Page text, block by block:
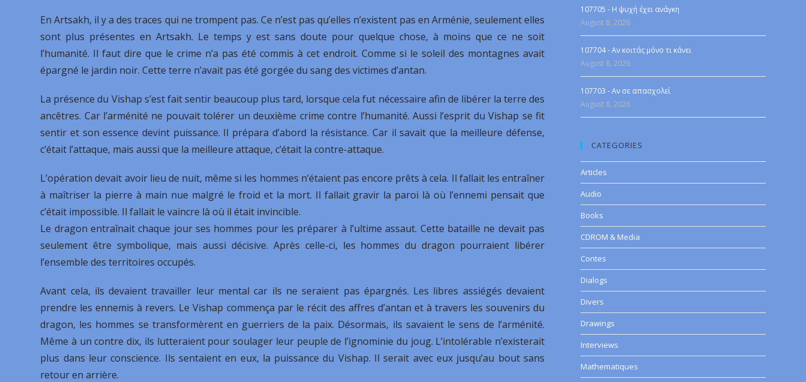
En Artsakh, il y a des traces qui ne trompent pas. Ce n’est pas qu’elles n’existent pas en Arménie, seulement elles
sont plus présentes en Artsakh. Le temps y est sans doute pour quelque chose, à moins que ce ne soit
l’humanité. Il faut dire que le crime n’a pas été commis à cet endroit. Comme si le soleil des montagnes avait
épargné le jardin noir. Cette terre n’avait pas été gorgée du sang des victimes d’antan.
La présence du Vishap s’est fait sentir beaucoup plus tard, lorsque cela fut nécessaire afin de libérer la terre des
ancêtres. Car l’arménité ne pouvait tolérer un deuxième crime contre l’humanité. Aussi l’esprit du Vishap se fit
sentir et son essence devint puissance. Il prépara d’abord la résistance. Car il savait que la meilleure défense,
c’était l’attaque, mais aussi que la meilleure attaque, c’était la contre-attaque.
L’opération devait avoir lieu de nuit, même si les hommes n’étaient pas encore prêts à cela. Il fallait les entraîner
à maîtriser la pierre à main nue malgré le froid et la mort. Il fallait gravir la paroi là où l’ennemi pensait que
c’était impossible. Il fallait le vaincre là où il était invincible.
Le dragon entraînait chaque jour ses hommes pour les préparer à l’ultime assaut. Cette bataille ne devait pas
seulement être symbolique, mais aussi décisive. Après celle-ci, les hommes du dragon pourraient libérer
l’ensemble des territoires occupés.
Avant cela, ils devaient travailler leur mental car ils ne seraient pas épargnés. Les libres assiégés devaient
prendre les ennemis à revers. Le Vishap commença par le récit des affres d’antan et à travers les souvenirs du
dragon, les hommes se transformèrent en guerriers de la paix. Désormais, ils savaient le sens de l’arménité.
Même à un contre dix, ils lutteraient pour soulager leur peuple de l’ignominie du joug. L’intolérable n’existerait
plus dans leur conscience. Ils sentaient en eux, la puissance du Vishap. Il serait avec eux jusqu’au bout sans
retour en arrière.
107705 - Η ψυχή έχει ανάγκη
August 8, 2026
107704 - Αν κοιτάς μόνο τι κάνει
August 8, 2026
107703 - Αν σε απασχολεί
August 8, 2026
CATEGORIES
Articles
Audio
Books
CDROM & Media
Contes
Dialogs
Divers
Drawings
Interviews
Mathematiques